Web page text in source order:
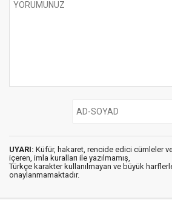
UYARI: Küfür, hakaret, rencide edici cümleler
içeren, imla kuralları ile yazılmamış,
Türkçe karakter kullanılmayan ve büyük
onaylanmamaktadır.